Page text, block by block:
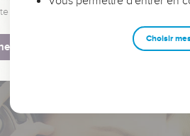
pour vous.
Choisir